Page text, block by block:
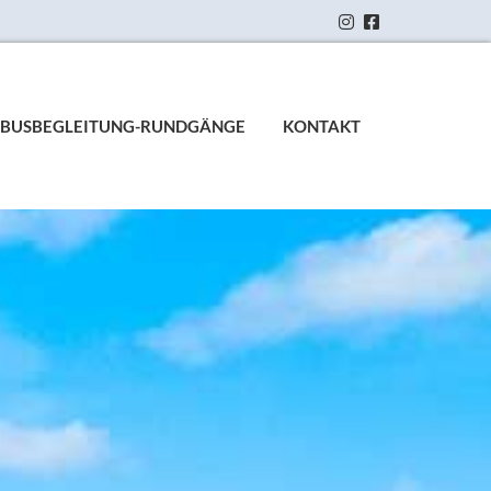
 
BUSBEGLEITUNG-RUNDGÄNGE KONTAKT